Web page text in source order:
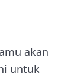
akan
untuk